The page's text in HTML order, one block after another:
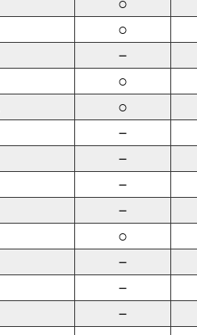
○
－
○
○
－
－
－
－
○
－
－
－